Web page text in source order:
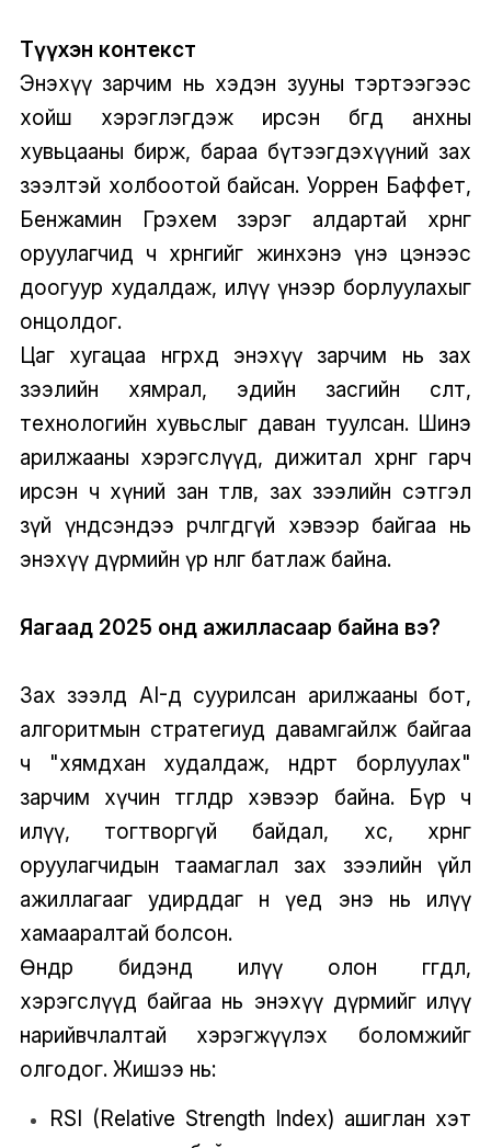
Түүхэн контекст
Энэхүү зарчим нь хэдэн зууны тэртээгээс
хойш хэрэглэгдэж ирсэн бөгөөд анхны
хувьцааны бирж, бараа бүтээгдэхүүний зах
зээлтэй холбоотой байсан. Уоррен Баффет,
Бенжамин Грэхем зэрэг алдартай хөрөнгө
оруулагчид ч хөрөнгийг жинхэнэ үнэ цэнээс
доогуур худалдаж, илүү үнээр борлуулахыг
онцолдог.
Цаг хугацаа өнгөрөхөд энэхүү зарчим нь зах
зээлийн хямрал, эдийн засгийн өсөлт,
технологийн хувьслыг даван туулсан. Шинэ
арилжааны хэрэгслүүд, дижитал хөрөнгө гарч
ирсэн ч хүний зан төлөв, зах зээлийн сэтгэл
зүй үндсэндээ өөрчлөгдөөгүй хэвээр байгаа нь
энэхүү дүрмийн үр нөлөөг батлаж байна.
Яагаад 2025 онд ажилласаар байна вэ?
Зах зээлд AI-д суурилсан арилжааны бот,
алгоритмын стратегиуд давамгайлж байгаа
ч "хямдхан худалдаж, өндөрт борлуулах"
зарчим хүчин төгөлдөр хэвээр байна. Бүр ч
илүү, тогтворгүй байдал, хөөс, хөрөнгө
оруулагчидын таамаглал зах зээлийн үйл
ажиллагааг удирддаг өнөө үед энэ нь илүү
хамааралтай болсон.
Өнөөдөр бидэнд илүү олон өгөгдөл,
хэрэгслүүд байгаа нь энэхүү дүрмийг илүү
нарийвчлалтай хэрэгжүүлэх боломжийг
олгодог. Жишээ нь:
RSI (Relative Strength Index) ашиглан хэт